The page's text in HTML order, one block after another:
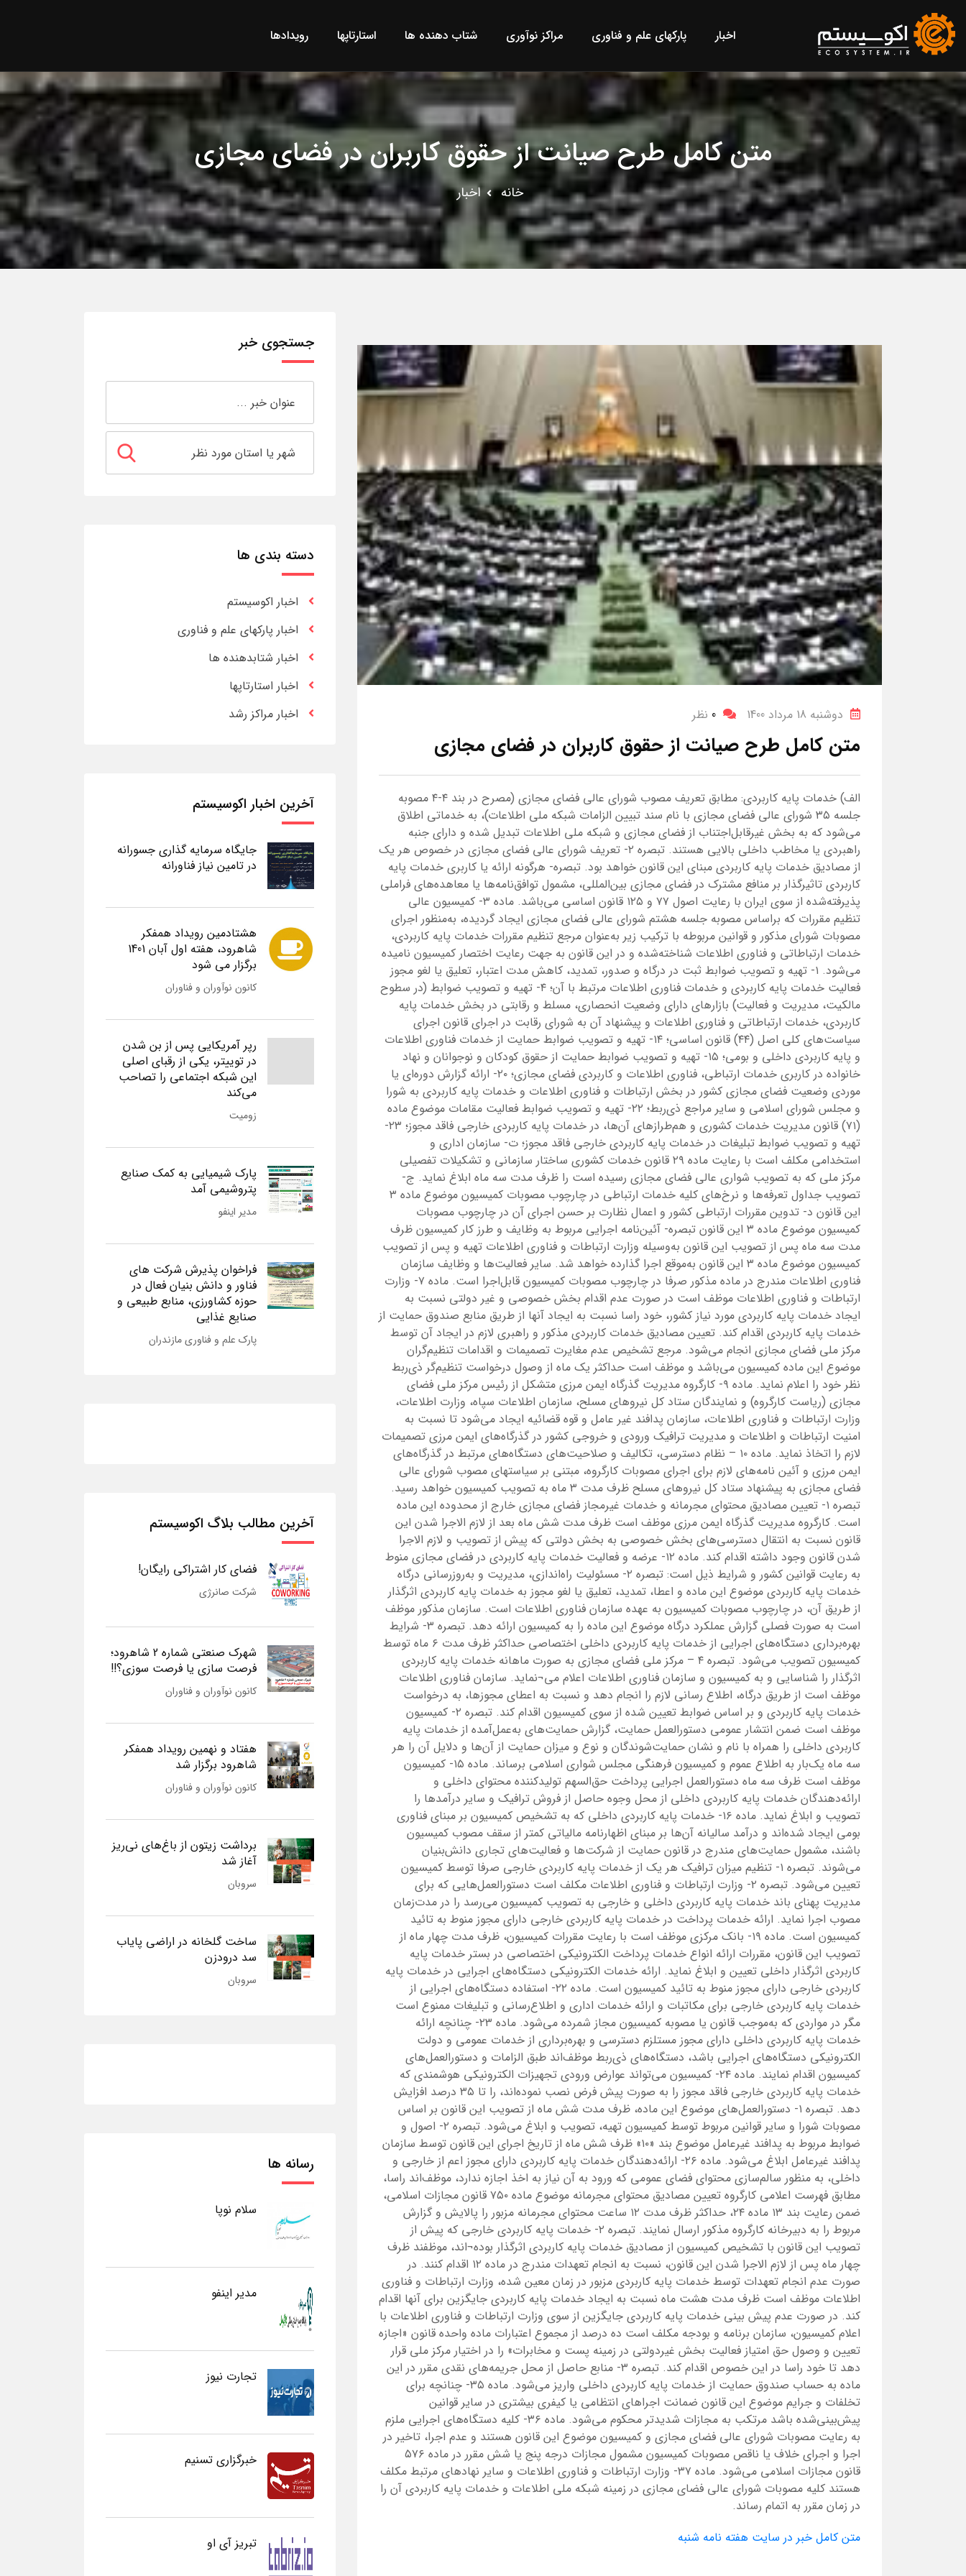
اخبار پارکهای علم و فناوری مراکز نوآوری شتاب دهنده ها استارتاپها رویدادها
متن کامل طرح صیانت از حقوق کاربران در فضای مجازی
خانه اخبار
دوشنبه 18 مرداد 1400 0 نظر
متن کامل طرح صیانت از حقوق کاربران در فضای مجازی
الف) خدمات پایه کاربردی: مطابق تعریف مصوب شورای عالی فضای مجازی (مصرح در بند ۴-۴ مصوبه
جلسه ۳۵ شورای عالی فضای مجازی با نام سند تبیین الزامات شبکه ملی اطلاعات)، به خدماتی اطلاق
می‌شود که به بخش غیرقابل‌اجتناب از فضای مجازی و شبکه ملی اطلاعات تبدیل شده و دارای جنبه
راهبردی یا مخاطب داخلی بالایی هستند. تبصره ۲- تعریف شورای عالی فضای مجازی در خصوص هر یک
از مصادیق خدمات پایه کاربردی مبنای این قانون خواهد بود. تبصره- هرگونه ارائه یا کاربری خدمات پایه
کاربردی تاثیرگذار بر منافع مشترک در فضای مجازی بین‌المللی، مشمول توافق‌نامه‌ها یا معاهده‌های فراملی
پذیرفته‌شده از سوی ایران با رعایت اصول ۷۷ و ۱۲۵ قانون اساسی می‌باشد. ماده ۳- کمیسیون عالی
تنظیم مقررات که براساس مصوبه جلسه هشتم شورای عالی فضای مجازی ایجاد گردیده، به‌منظور اجرای
مصوبات شورای مذکور و قوانین مربوطه با ترکیب زیر به‌عنوان مرجع تنظیم مقررات خدمات پایه کاربردی،
خدمات ارتباطاتی و فناوری اطلاعات شناخته‌شده و در این قانون به جهت رعایت اختصار کمیسیون نامیده
می‌شود. ۱- تهیه و تصویب ضوابط ثبت در درگاه و صدور، تمدید، کاهش مدت اعتبار، تعلیق یا لغو مجوز
فعالیت خدمات پایه کاربردی و خدمات فناوری اطلاعات مرتبط با آن؛ ۴- تهیه و تصویب ضوابط (در سطوح
مالکیت، مدیریت و فعالیت) بازارهای دارای وضعیت انحصاری، مسلط و رقابتی در بخش خدمات پایه
کاربردی، خدمات ارتباطاتی و فناوری اطلاعات و پیشنهاد آن به شورای رقابت در اجرای قانون اجرای
سیاست‌های کلی اصل (۴۴) قانون اساسی؛ ۱۴- تهیه و تصویب ضوابط حمایت از خدمات فناوری اطلاعات
و پایه کاربردی داخلی و بومی؛ ۱۵- تهیه و تصویب ضوابط حمایت از حقوق کودکان و نوجوانان و نهاد
خانواده در کاربری خدمات ارتباطی، فناوری اطلاعات و کاربردی فضای مجازی؛ ۲۰- ارائه گزارش دوره‌ای یا
موردی وضعیت فضای مجازی کشور در بخش ارتباطات و فناوری اطلاعات و خدمات پایه کاربردی به شورا
و مجلس شورای اسلامی و سایر مراجع ذی‌ربط؛ ۲۲- تهیه و تصویب ضوابط فعالیت مقامات موضوع ماده
(۷۱) قانون مدیریت خدمات کشوری و هم‌طرازهای آن‌ها، در خدمات پایه کاربردی خارجی فاقد مجوز؛ ۲۳-
تهیه و تصویب ضوابط تبلیغات در خدمات پایه کاربردی خارجی فاقد مجوز؛ ت- سازمان اداری و
استخدامی مکلف است با رعایت ماده ۲۹ قانون خدمات کشوری ساختار سازمانی و تشکیلات تفصیلی
مرکز ملی که به تصویب شواری عالی فضای مجازی رسیده است را ظرف مدت سه ماه ابلاغ نماید. ج-
تصویب جداول تعرفه‌ها و نرخ‌های کلیه خدمات ارتباطی در چارچوب مصوبات کمیسیون موضوع ماده ۳
این قانون د- تدوین مقررات ارتباطی کشور و اعمال نظارت بر حسن اجرای آن در چارچوب مصوبات
کمیسیون موضوع ماده ۳ این قانون تبصره- آئین‌نامه اجرایی مربوط به وظایف و طرز کار کمیسیون ظرف
مدت سه ماه پس از تصویب این قانون به‌وسیله وزارت ارتباطات و فناوری اطلاعات تهیه و پس از تصویب
کمیسیون موضوع ماده ۳ این قانون به‌موقع اجرا گذارده خواهد شد. سایر فعالیت‌ها و وظایف سازمان
فناوری اطلاعات مندرج در ماده مذکور صرفا در چارچوب مصوبات کمیسیون قابل‌اجرا است. ماده ۷- وزارت
ارتباطات و فناوری اطلاعات موظف است در صورت عدم اقدام بخش خصوصی و غیر دولتی نسبت به
ایجاد خدمات پایه کاربردی مورد نیاز کشور، خود راسا نسبت به ایجاد آنها از طریق منابع صندوق حمایت از
خدمات پایه کاربردی اقدام کند. تعیین مصادیق خدمات کاربردی مذکور و راهبری لازم در ایجاد آن توسط
مرکز ملی فضای مجازی انجام می‌شود. مرجع تشخیص عدم مغایرت تصمیمات و اقدامات تنظیم‌گران
موضوع این ماده کمیسیون می‌باشد و موظف است حداکثر یک ماه از وصول درخواست تنظیم‌گر ذی‌ربط
نظر خود را اعلام نماید. ماده ۹- کارگروه مدیریت گذرگاه ایمن مرزی متشکل از رئیس مرکز ملی فضای
مجازی (ریاست کارگروه) و نمایندگان ستاد کل نیروهای مسلح، سازمان اطلاعات سپاه، وزارت اطلاعات،
وزارت ارتباطات و فناوری اطلاعات، سازمان پدافند غیر عامل و قوه قضائیه ایجاد می‌شود تا نسبت به
امنیت ارتباطات و اطلاعات و مدیریت ترافیک ورودی و خروجی کشور در گذرگاه‌های ایمن مرزی تصمیمات
لازم را اتخاذ نماید. ماده ۱۰ – نظام دسترسی، تکالیف و صلاحیت‌های دستگاه‌های مرتبط در گذرگاه‌های
ایمن مرزی و آئین نامه‌های لازم برای اجرای مصوبات کارگروه، مبتنی بر سیاستهای مصوب شورای عالی
فضای مجازی به پیشنهاد ستاد کل نیروهای مسلح ظرف مدت ۳ ماه به تصویب کمیسیون خواهد رسید.
تبصره ۱- تعیین مصادیق محتوای مجرمانه و خدمات غیرمجاز فضای مجازی خارج از محدوده این ماده
است. کارگروه مدیریت گذرگاه ایمن مرزی موظف است ظرف مدت شش ماه بعد از لازم الاجرا شدن این
قانون نسبت به انتقال دسترسی‌های بخش خصوصی به بخش دولتی که پیش از تصویب و لازم الاجرا
شدن قانون وجود داشته اقدام کند. ماده ۱۲- عرضه و فعالیت خدمات پایه کاربردی در فضای مجازی منوط
به رعایت قوانین کشور و شرایط ذیل است: تبصره ۲- مسئولیت راه‌اندازی، مدیریت و به‌روزرسانی درگاه
خدمات پایه کاربردی موضوع این ماده و اعطا، تمدید، تعلیق یا لغو مجوز به خدمات پایه کاربردی اثرگذار
از طریق آن، در چارچوب مصوبات کمیسیون به عهده سازمان فناوری اطلاعات است. سازمان مذکور موظف
است به صورت فصلی گزارش عملکرد درگاه موضوع این ماده را به کمیسیون ارائه دهد. تبصره ۳- شرایط
بهره‌برداری دستگاه‌های اجرایی از خدمات پایه کاربردی داخلی اختصاصی حداکثر ظرف مدت ۶ ماه توسط
کمیسیون تصویب می‌شود. تبصره ۴ – مرکز ملی فضای مجازی به صورت ماهانه خدمات پایه کاربردی
اثرگذار را شناسایی و به کمیسیون و سازمان فناوری اطلاعات اعلام می¬نماید. سازمان فناوری اطلاعات
موظف است از طریق درگاه، اطلاع رسانی لازم را انجام دهد و نسبت به اعطای مجوزها، به درخواست
خدمات پایه کاربردی و بر اساس ضوابط تعیین شده از سوی کمیسیون اقدام کند. تبصره ۲- کمیسیون
موظف است ضمن انتشار عمومی دستورالعمل حمایت، گزارش حمایت‌های به‌عمل‌آمده از خدمات پایه
کاربردی داخلی را همراه با نام و نشان حمایت‌شوندگان و نوع و میزان حمایت از آن‌ها و دلایل آن را هر
سه ماه یک‌بار به اطلاع عموم و کمیسیون فرهنگی مجلس شواری اسلامی برساند. ماده ۱۵- کمیسیون
موظف است ظرف سه ماه دستورالعمل اجرایی پرداخت حق‌السهم تولیدکننده محتوای داخلی و
ارائه‌دهندگان خدمات پایه کاربردی داخلی از محل وجوه حاصل از فروش ترافیک و سایر درآمدها را
تصویب و ابلاغ نماید. ماده ۱۶- خدمات پایه کاربردی داخلی که به تشخیص کمیسیون بر مبنای فناوری
بومی ایجاد شده‌اند و درآمد سالیانه آن‌ها بر مبنای اظهارنامه مالیاتی کمتر از سقف مصوب کمیسیون
باشند، مشمول حمایت‌های مندرج در قانون حمایت از شرکت‌ها و فعالیت‌های تجاری دانش‌بنیان
می‌شوند. تبصره ۱- تنظیم میزان ترافیک هر یک از خدمات پایه کاربردی خارجی صرفا توسط کمیسیون
تعیین می‌شود. تبصره ۲- وزارت ارتباطات و فناوری اطلاعات مکلف است دستورالعمل‌هایی که برای
مدیریت پهنای باند خدمات پایه کاربردی داخلی و خارجی به تصویب کمیسیون می‌رسد را در مدت‌زمان
مصوب اجرا نماید. ارائه خدمات پرداخت در خدمات پایه کاربردی خارجی دارای مجوز منوط به تائید
کمیسیون است. ماده ۱۹- بانک مرکزی موظف است با رعایت مقررات کمیسیون، ظرف مدت چهار ماه از
تصویب این قانون، مقررات ارائه انواع خدمات پرداخت الکترونیکی اختصاصی در بستر خدمات پایه
کاربردی اثرگذار داخلی تعیین و ابلاغ نماید. ارائه خدمات الکترونیکی دستگاه‌های اجرایی در خدمات پایه
کاربردی خارجی دارای مجوز منوط به تائید کمیسیون است. ماده ۲۲- استفاده دستگاه‌های اجرایی از
خدمات پایه کاربردی خارجی برای مکاتبات و ارائه خدمات اداری و اطلاع‌رسانی و تبلیغات ممنوع است
مگر در مواردی که به‌موجب قانون یا مصوبه کمیسیون مجاز شمرده می‌شود. ماده ۲۳- چنانچه ارائه
خدمات پایه کاربردی داخلی دارای مجوز مستلزم دسترسی و بهره‌برداری از خدمات عمومی و دولت
الکترونیکی دستگاه‌های اجرایی باشد، دستگاه‌های ذی‌ربط موظف‌اند طبق الزامات و دستورالعمل‌های
کمیسیون اقدام نمایند. ماده ۲۴- کمیسیون می‌تواند عوارض ورودی تجهیزات الکترونیکی هوشمندی که
خدمات پایه کاربردی خارجی فاقد مجوز را به صورت پیش فرض نصب نموده‌اند، را تا ۳۵ درصد افزایش
دهد. تبصره ۱- دستورالعمل‌های موضوع این ماده، ظرف مدت شش ماه از تصویب این قانون بر اساس
مصوبات شورا و سایر قوانین مربوط توسط کمیسیون تهیه، تصویب و ابلاغ می‌شود. تبصره ۲- اصول و
ضوابط مربوط به پدافند غیرعامل موضوع بند «۱۰» ظرف شش ماه از تاریخ اجرای این قانون توسط سازمان
پدافند غیرعامل ابلاغ می‌شود. ماده ۲۶- ارائه‌دهندگان خدمات پایه کاربردی دارای مجوز اعم از خارجی و
داخلی، به منظور سالم‌سازی محتوای فضای عمومی که ورود به آن نیاز به اخذ اجازه ندارد، موظف‌اند راسا،
مطابق فهرست اعلامی کارگروه تعیین مصادیق محتوای مجرمانه موضوع ماده ۷۵۰ قانون مجازات اسلامی،
ضمن رعایت بند ۱۳ ماده ۲۴، حداکثر ظرف مدت ۱۲ ساعت محتوای مجرمانه مزبور را پالایش و گزارش
مربوط را به دبیرخانه کارگروه مذکور ارسال نمایند. تبصره ۲- خدمات پایه کاربردی خارجی که پیش از
تصویب این قانون با تشخیص کمیسیون از مصادیق خدمات پایه کاربردی اثرگذار بوده¬اند، موظفند ظرف
چهار ماه پس از لازم الاجرا شدن این قانون، نسبت به انجام تعهدات مندرج در ماده ۱۲ اقدام کنند. در
صورت عدم انجام تعهدات توسط خدمات پایه کاربردی مزبور در زمان معین شده، وزارت ارتباطات و فناوری
اطلاعات موظف است ظرف مدت هشت ماه نسبت به ایجاد خدمات پایه کاربردی جایگزین برای آنها اقدام
کند. در صورت عدم پیش بینی خدمات پایه کاربردی جایگزین از سوی وزارت ارتباطات و فناوری اطلاعات با
اعلام کمیسیون، سازمان برنامه و بودجه مکلف است ده درصد از مجموع اعتبارات ماده واحده قانون «اجازه
تعیین و وصول حق امتیاز فعالیت بخش غیردولتی در زمینه پست و مخابرات» را در اختیار مرکز ملی قرار
دهد تا خود راسا در این خصوص اقدام کند. تبصره ۳- منابع حاصل از محل جریمه‌های نقدی مقرر در این
ماده به حساب صندوق حمایت از خدمات پایه کاربردی داخلی واریز می‌شود. ماده ۳۵- چنانچه برای
تخلفات و جرایم موضوع این قانون ضمانت اجراهای انتظامی یا کیفری بیشتری در سایر قوانین
پیش‌بینی‌شده باشد مرتکب به مجازات شدیدتر محکوم می‌شود. ماده ۳۶- کلیه دستگاه‌های اجرایی ملزم
به رعایت مصوبات شورای عالی فضای مجازی و کمیسیون موضوع این قانون هستند و عدم اجرا، تاخیر در
اجرا و اجرای خلاف یا ناقص مصوبات کمیسیون مشمول مجازات درجه پنج یا شش مقرر در ماده ۵۷۶
قانون مجازات اسلامی می‌شود. ماده ۳۷- وزارت ارتباطات و فناوری اطلاعات و سایر نهادهای مرتبط مکلف
هستند کلیه مصوبات شورای عالی فضای مجازی در زمینه شبکه ملی اطلاعات و خدمات پایه کاربردی آن را
در زمان مقرر به اتمام رساند.
متن کامل خبر در سایت هفته نامه شنبه
جستجوی خبر
دسته بندی ها
اخبار اکوسیستم
اخبار پارکهای علم و فناوری
اخبار شتابدهنده ها
اخبار استارتاپها
اخبار مراکز رشد
آخرین اخبار اکوسیستم
جایگاه سرمایه گذاری جسورانه
در تامین نیاز فناورانه
هشتادمین رویداد همفکر
شاهرود، هفته اول آبان 1401
برگزار می شود
کانون نوآوران و فناوران
رپر آمریکایی پس از بن شدن
در توییتر، یکی از رقبای اصلی
این شبکه اجتماعی را تصاحب
می‌کند
زومیت
پارک شیمیایی به کمک صنایع
پتروشیمی آمد
مدیر اینفو
فراخوان پذیرش شرکت های
فناور و دانش بنیان فعال در
حوزه کشاورزی، منابع طبیعی و
صنایع غذایی
پارک علم و فناوری مازندران
آخرین مطالب بلاگ اکوسیستم
فضای کار اشتراکی رایگان!
شرکت صانرژی
شهرک صنعتی شماره 2 شاهرود؛
فرصت سازی یا فرصت سوزی؟!!
کانون نوآوران و فناوران
هفتاد و نهمین رویداد همفکر
شاهرود برگزار شد
کانون نوآوران و فناوران
برداشت زیتون از باغ‌های نی‌ریز
آغاز شد
سروبان
ساخت گلخانه در اراضی پایاب
سد درودزن
سروبان
رسانه ها
سلام نوپا
مدیر اینفو
تجارت نیوز
خبرگزاری تسنیم
تبریز آی او